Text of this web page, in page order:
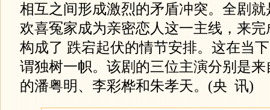
相互之间形成激烈的矛盾冲突。全剧
欢喜冤家成为亲密恋人这一主线，来
构成了 跌宕起伏的情节安排。这在当
谓独树一帜。该剧的三位主演分别是
的潘粤明、李彩桦和朱孝天。(央 讯)